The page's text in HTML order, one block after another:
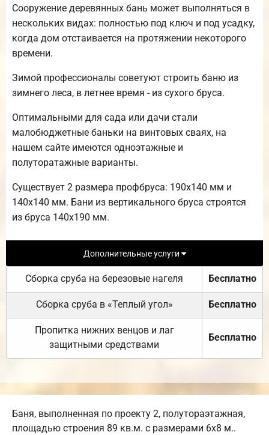
Сооружение деревянных бань может выполняться в
нескольких видах: полностью под ключ и под усадку,
когда дом отстаивается на протяжении некоторого
времени.
Зимой профессионалы советуют строить баню из
зимнего леса, в летнее время - из сухого бруса.
Оптимальными для сада или дачи стали
малобюджетные баньки на винтовых сваях, на
нашем сайте имеются одноэтажные и
полуторатажные варианты.
Существует 2 размера профбруса: 190х140 мм и
140х140 мм. Бани из вертикального бруса строятся
из бруса 140х190 мм.
Дополнительные услуги
Сборка сруба на березовые нагеля Бесплатно
Сборка сруба в «Теплый угол» Бесплатно
Пропитка нижних венцов и лаг
защитными средствами
Бесплатно
Баня, выполненная по проекту 2, полутораэтажная,
площадью строения 89 кв.м. c размерами 6х8 м..